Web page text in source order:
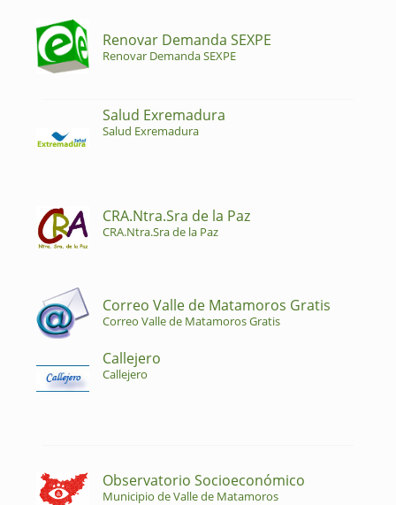
Renovar Demanda SEXPE
Renovar Demanda SEXPE
Salud Exremadura
Salud Exremadura
CRA.Ntra.Sra de la Paz
CRA.Ntra.Sra de la Paz
Correo Valle de Matamoros Gratis
Correo Valle de Matamoros Gratis
Callejero
Callejero
Observatorio Socioeconómico
Municipio de Valle de Matamoros